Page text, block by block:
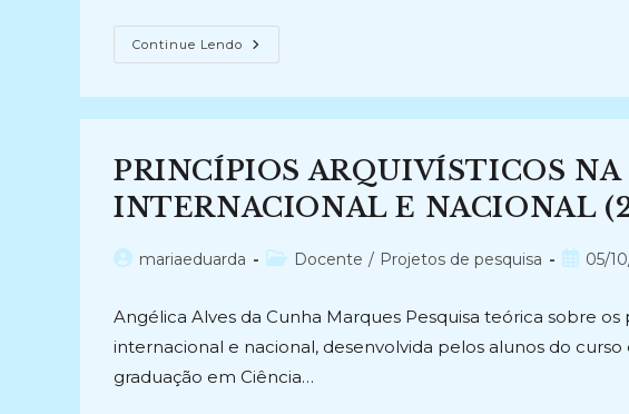
Continue Lendo RECOMENDAÇÕES
PARA
DA
MEMÓRIA
E
ARQUIVO
DO
NACIONAL
APÓS
(2019)
PRINCÍPIOS ARQUIVÍSTICOS
INTERNACIONAL E NACIONAL
Autormariaeduarda
Categoria
Docente / Projetos de pesquisa
Post05/
Angélica Alves da Cunha Marques Pesquisa teórica sobre
internacional e nacional, desenvolvida pelos alunos do
graduação em Ciência…